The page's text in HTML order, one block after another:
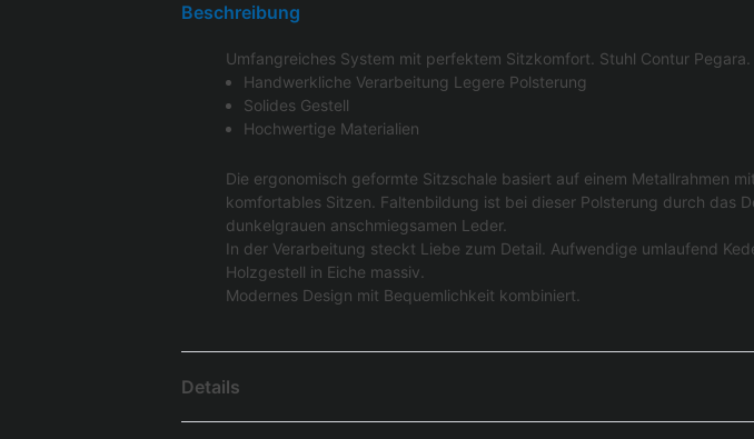
Beschreibung
Umfangreiches System mit perfektem Sitzkomfort. Stuhl Contur Pegara.
Handwerkliche Verarbeitung Legere Polsterung
Solides Gestell
Hochwertige Materialien
Die ergonomisch geformte Sitzschale basiert auf einem Metallrahmen
komfortables Sitzen. Faltenbildung ist bei dieser Polsterung durch das
dunkelgrauen anschmiegsamen Leder.
In der Verarbeitung steckt Liebe zum Detail. Aufwendige umlaufend
Holzgestell in Eiche massiv.
Modernes Design mit Bequemlichkeit kombiniert.
Details